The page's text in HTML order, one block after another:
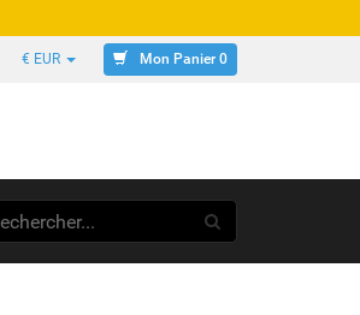
€ EUR Mon Panier 0